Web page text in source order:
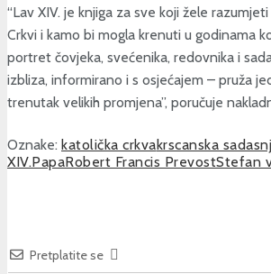
“Lav XIV. je knjiga za sve koji žele
Crkvi i kamo bi mogla krenuti u godinama
portret čovjeka, svećenika, redovnika i
izbliza, informirano i s osjećajem – pruža
trenutak velikih promjena”, poručuje
Oznake: katolička crkvakrscanska
XIV.PapaRobert Francis PrevostStefan
Pretplatite se